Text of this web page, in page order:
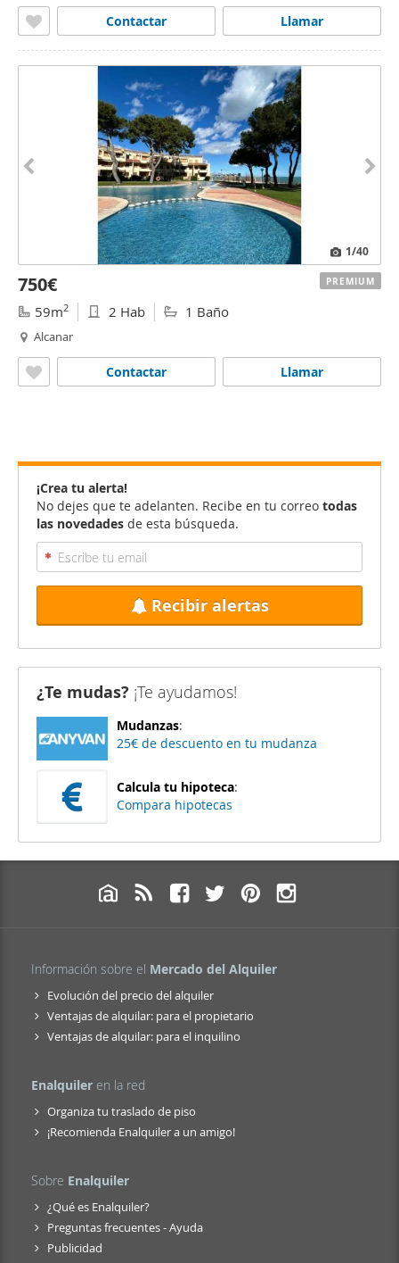
Llamar
Contactar
1/40
750€
59m2 2 Hab 1 Baño
Alcanar
Llamar
Contactar
PREMIUM
¡Crea tu alerta!
No dejes que te adelanten. Recibe en tu correo todas
las novedades de esta búsqueda.
Recibir alertas
¿Te mudas? ¡Te ayudamos!
Mudanzas:
25€ de descuento en tu mudanza
Calcula tu hipoteca:
Compara hipotecas
Información sobre el Mercado del Alquiler
Evolución del precio del alquiler
Ventajas de alquilar: para el propietario
Ventajas de alquilar: para el inquilino
Enalquiler en la red
Organiza tu traslado de piso
¡Recomienda Enalquiler a un amigo!
Sobre Enalquiler
¿Qué es Enalquiler?
Preguntas frecuentes - Ayuda
Publicidad